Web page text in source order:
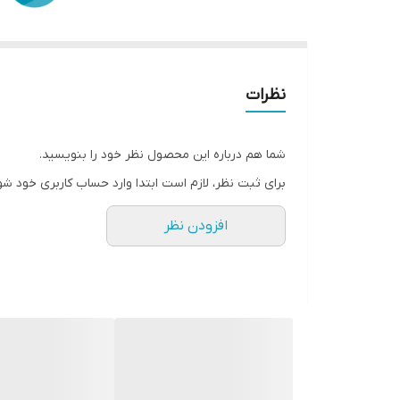
نظرات
شما هم درباره این محصول نظر خود را بنویسید.
برای ثبت نظر، لازم است ابتدا وارد حساب کاربری خود
افزودن نظر